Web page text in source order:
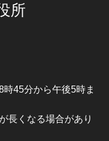
所
45分から午後5時ま
長くなる場合があり